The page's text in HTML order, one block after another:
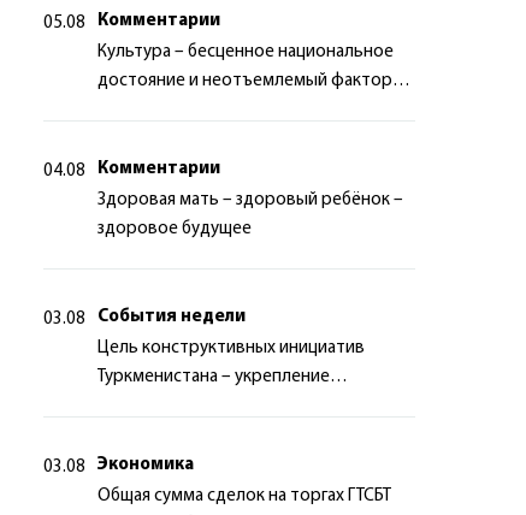
05.08
Комментарии
Культура – бесценное национальное
достояние и неотъемлемый фактор
04.08
Комментарии
Здоровая мать – здоровый ребёнок –
здоровое будущее
03.08
События недели
Цель конструктивных инициатив
Туркменистана – укрепление
03.08
Экономика
Общая сумма сделок на торгах ГТСБТ